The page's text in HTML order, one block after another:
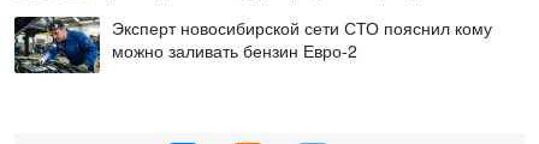
Эксперт новосибирской сети СТО пояснил кому
можно заливать бензин Евро‑2